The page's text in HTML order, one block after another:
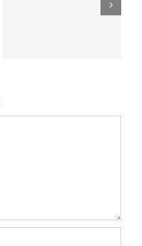
Yaïr Golan : une